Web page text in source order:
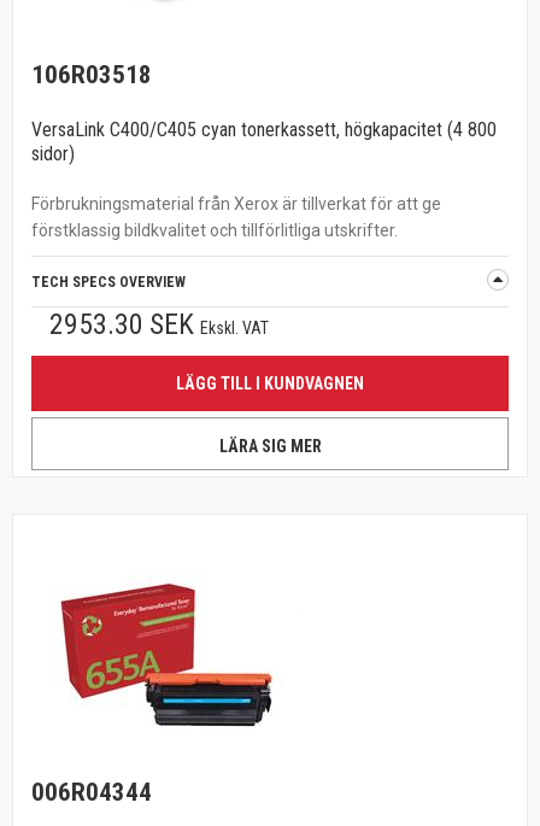
106R03518
VersaLink C400/C405 cyan tonerkassett, högkapacitet (4 800
sidor)
Förbrukningsmaterial från Xerox är tillverkat för att ge
förstklassig bildkvalitet och tillförlitliga utskrifter.
TECH SPECS OVERVIEW
2953.30 SEK Ekskl. VAT
LÄGG TILL I KUNDVAGNEN
LÄRA SIG MER
006R04344